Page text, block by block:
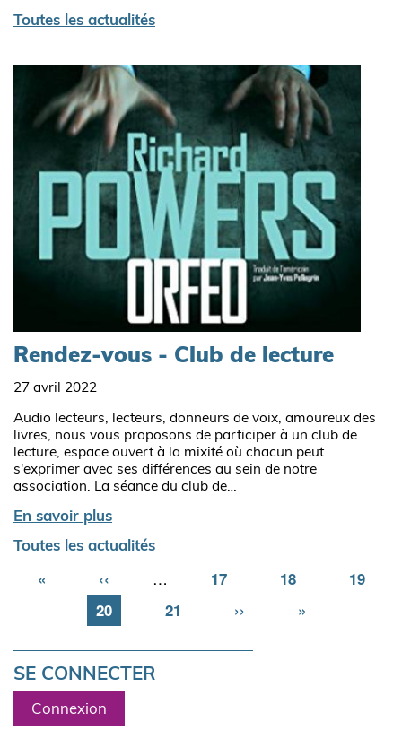
Toutes les actualités
Rendez-vous - Club de lecture
27 avril 2022
Audio lecteurs, lecteurs, donneurs de voix, amoureux des
livres, nous vous proposons de participer à un club de
lecture, espace ouvert à la mixité où chacun peut
s'exprimer avec ses différences au sein de notre
association. La séance du club de…
En savoir plus
Toutes les actualités
Première
«
Page
précédente
‹‹ … Page
17 Page
18 Page
19
Page
20 Page
21
Page
››
Dernière
»
SE CONNECTER
Connexion